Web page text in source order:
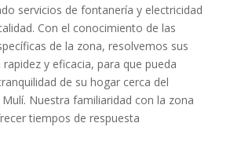
servicios de fontanería y electricidad
Con el conocimiento de las
de la zona, resolvemos sus
y eficacia, para que pueda
de su hogar cerca del
Mulí. Nuestra familiaridad con la zona
tiempos de respuesta